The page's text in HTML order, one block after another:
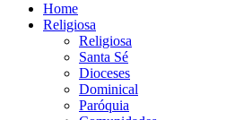
Home
Religiosa
Religiosa
Santa Sé
Dioceses
Dominical
Paróquia